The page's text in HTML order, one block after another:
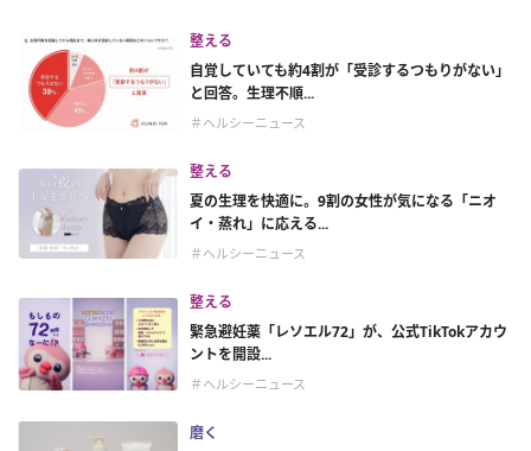
整える
自覚していても約4割が「受診するつもりがない」
と回答。生理不順...
＃ヘルシーニュース
整える
夏の生理を快適に。9割の女性が気になる「ニオ
イ・蒸れ」に応える...
＃ヘルシーニュース
整える
緊急避妊薬「レソエル72」が、公式TikTokアカウ
ントを開設...
＃ヘルシーニュース
磨く